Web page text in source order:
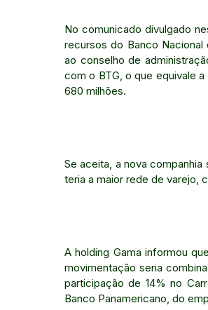
No comunicado divulgado
recursos do Banco
ao conselho de
com o BTG, o que equivale
680 milhões.
Se aceita, a nova
teria a maior rede de varejo,
A holding Gama informou
movimentação seria
participação de 14% no
Banco Panamericano, do